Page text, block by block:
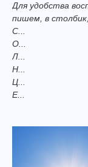
Для удобства
пишем, в
С...
О...
Л...
Н...
Ц...
Е...